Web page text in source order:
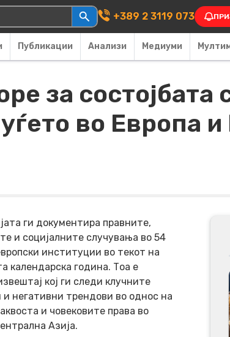
Main Navigation
+389 2 3119 073
Публикации Анализи Медиуми
за состојбата
во Европа
ги документира правните,
и социјалните случувања во 54
институции во текот на
календарска година. Тоа е
кој ги следи клучните
и негативни трендови во однос на
и човековите права во
Азија.